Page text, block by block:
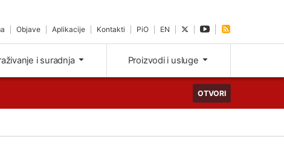
Objave Aplikacije Kontakti PiO EN
i suradnja Proizvodi i usluge
OTVORI